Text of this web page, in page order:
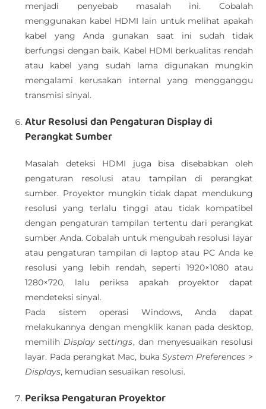
menjadi penyebab masalah ini. Cobalah
menggunakan kabel HDMI lain untuk melihat apakah
kabel yang Anda gunakan saat ini sudah tidak
berfungsi dengan baik. Kabel HDMI berkualitas rendah
atau kabel yang sudah lama digunakan mungkin
mengalami kerusakan internal yang mengganggu
transmisi sinyal.
Atur Resolusi dan Pengaturan Display di
Perangkat Sumber
Masalah deteksi HDMI juga bisa disebabkan oleh
pengaturan resolusi atau tampilan di perangkat
sumber. Proyektor mungkin tidak dapat mendukung
resolusi yang terlalu tinggi atau tidak kompatibel
dengan pengaturan tampilan tertentu dari perangkat
sumber Anda. Cobalah untuk mengubah resolusi layar
atau pengaturan tampilan di laptop atau PC Anda ke
resolusi yang lebih rendah, seperti 1920×1080 atau
1280×720, lalu periksa apakah proyektor dapat
mendeteksi sinyal.
Pada sistem operasi Windows, Anda dapat
melakukannya dengan mengklik kanan pada desktop,
memilih Display settings, dan menyesuaikan resolusi
layar. Pada perangkat Mac, buka System Preferences >
Displays, kemudian sesuaikan resolusi.
Periksa Pengaturan Proyektor